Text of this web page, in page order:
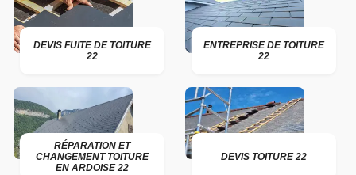
DEVIS FUITE DE TOITURE
22
ENTREPRISE DE TOITURE
22
RÉPARATION ET
CHANGEMENT TOITURE
EN ARDOISE 22
DEVIS TOITURE 22